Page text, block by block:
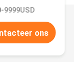
9999USD
ons